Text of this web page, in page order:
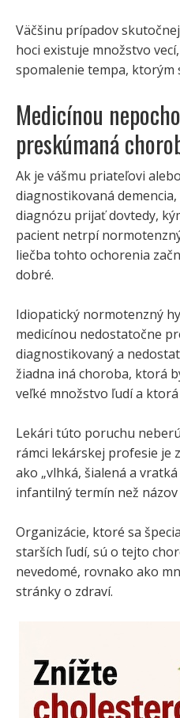
Väčšinu prípadov
hoci existuje množstvo
spomalenie tempa, ktorým
Medicínou
preskúmaná
Ak je vášmu priateľovi
diagnostikovaná
diagnózu prijať dovtedy,
pacient netrpí
liečba tohto ochorenia
dobré.
Idiopatický normotenzný
medicínou nedostatočne
diagnostikovaný a
žiadna iná choroba, ktorá
veľké množstvo ľudí a
Lekári túto poruchu
rámci lekárskej profesie je
ako „vlhká, šialená a
infantilný termín než
Organizácie, ktoré sa
starších ľudí, sú o tejto
nevedomé, rovnako ako
stránky o zdraví.